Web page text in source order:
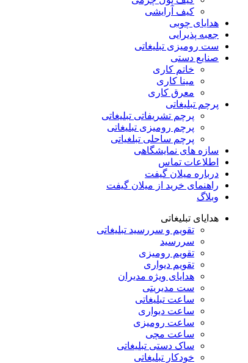
کیف آرایشی
هدایای چوبی
جعبه پذیرایی
ست رومیزی تبلیغاتی
صنایع دستی
خاتم کاری
مینا کاری
معرق کاری
پرچم تبلیغاتی
پرچم تشریفاتی تبلیغاتی
پرچم رومیزی تبلیغاتی
پرچم ساحلی تبلغیاتی
سازه های نمایشگاهی
اطلاعات تماس
درباره میلان گیفت
راهنمای خرید از میلان گیفت
وبلاگ
هدایای تبلیغاتی
تقویم و سررسید تبلیغاتی
سررسید
تقویم رومیزی
تقویم دیواری
هدایای ویژه مدیران
ست مدیریتی
ساعت تبلیغاتی
ساعت دیواری
ساعت رومیزی
ساعت مچی
ساک دستی تبلیغاتی
خودکار تبلیغاتی